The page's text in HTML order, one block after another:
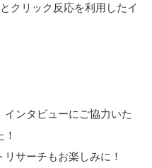
クリック反応を利用したイ
インタビューにご協力いた
サーチもお楽しみに！